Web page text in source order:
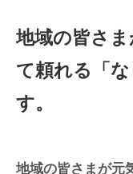
地域の皆さ
て頼れる
「
す。
地域の皆さまが元